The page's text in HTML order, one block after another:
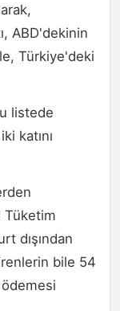
ABD'dekinin
Türkiye'deki
listede
katını
Tüketim
dışından
bile 54